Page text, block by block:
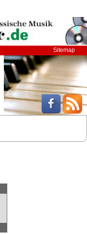
Sitemap